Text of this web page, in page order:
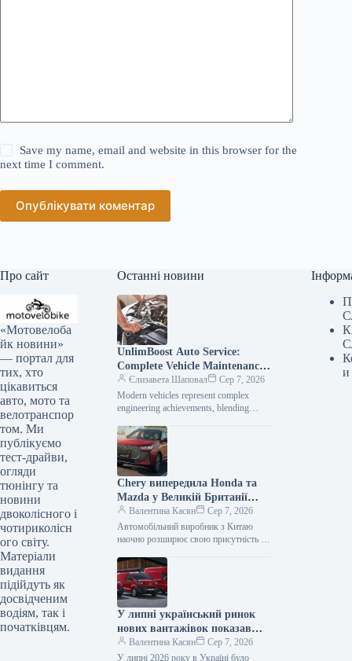
Save my name, email and website in this browser for the
next time I comment.
Опублікувати коментар
Про сайт
«Мотовелоба
йк новини»
— портал для
тих, хто
цікавиться
авто, мото та
велотранспор
том. Ми
публікуємо
тест-драйви,
огляди
тюнінгу та
новини
двоколісного і
чотириколісн
ого світу.
Матеріали
видання
підійдуть як
досвідченим
водіям, так і
початківцям.
Останні новини
UnlimBoost Auto Service:
Complete Vehicle Maintenance
& ECU Tuning
Єлизавета Шаповал
Сер 7, 2026
Modern vehicles represent complex
engineering achievements, blending
with intricate electronic management
systems. When searching for specialized
car…
Chery випередила Honda та
Mazda у Великій Британії
лише за рік після своєї появи
на ринку.
Валентина Касян
Сер 7, 2026
Автомобільний виробник з Китаю
наочно розширює свою присутність на
відсоткову частку менш ніж за 12
місяців від…
У липні український ринок
нових вантажівок показав
зростання продажів на 34
відсотки.
Валентина Касян
Сер 7, 2026
У липні 2026 року в Україні було
и